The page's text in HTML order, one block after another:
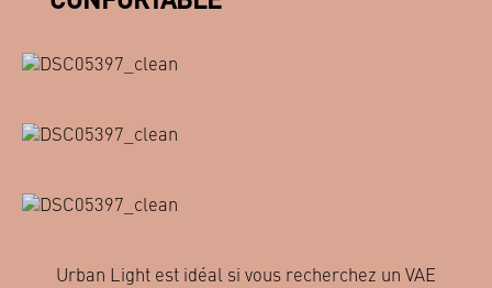
Urban Light est idéal si vous recherchez un VAE